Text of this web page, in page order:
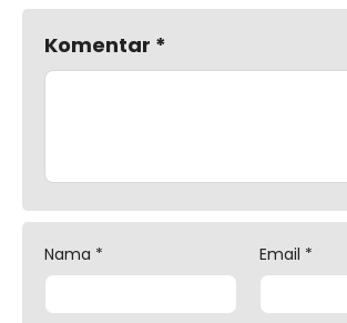
Komentar *
Nama * Email *